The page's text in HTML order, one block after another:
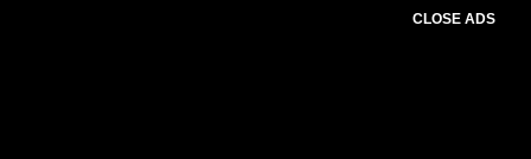
CLOSE ADS